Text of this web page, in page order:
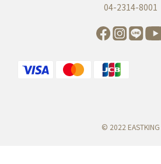
04-2314-8001
© 2022 EASTKING